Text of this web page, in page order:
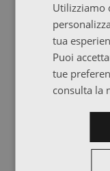
Utilizziamo
tua
Puoi
tue
consulta la